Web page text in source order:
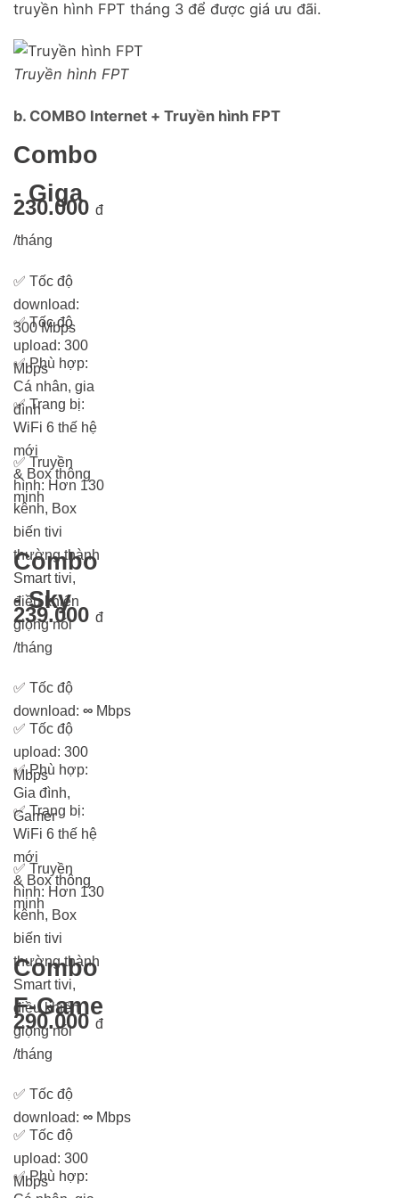
truyền hình FPT tháng 3 để được giá ưu đãi.
Truyền hình FPT
b. COMBO Internet + Truyền hình FPT
Combo
- Giga
230.000 đ
/tháng
✅ Tốc độ
download:
300 Mbps
✅Tốc độ
upload: 300
Mbps
✅Phù hợp:
Cá nhân, gia
đình
✅Trang bị:
WiFi 6 thế hệ
mới
& Box thông
minh
✅ Truyền
hình: Hơn 130
kênh, Box
biến tivi
thường thành
Smart tivi,
điều khiển
giọng nói
Combo
- Sky
239.000 đ
/tháng
✅ Tốc độ
download: ∞ Mbps
✅ Tốc độ
upload: 300
Mbps
✅Phù hợp:
Gia đình,
Gamer
✅Trang bị:
WiFi 6 thế hệ
mới
& Box thông
minh
✅ Truyền
hình: Hơn 130
kênh, Box
biến tivi
thường thành
Smart tivi,
điều khiển
giọng nói
Combo
F-Game
290.000 đ
/tháng
✅ Tốc độ
download: ∞ Mbps
✅ Tốc độ
upload: 300
Mbps
✅Phù hợp: